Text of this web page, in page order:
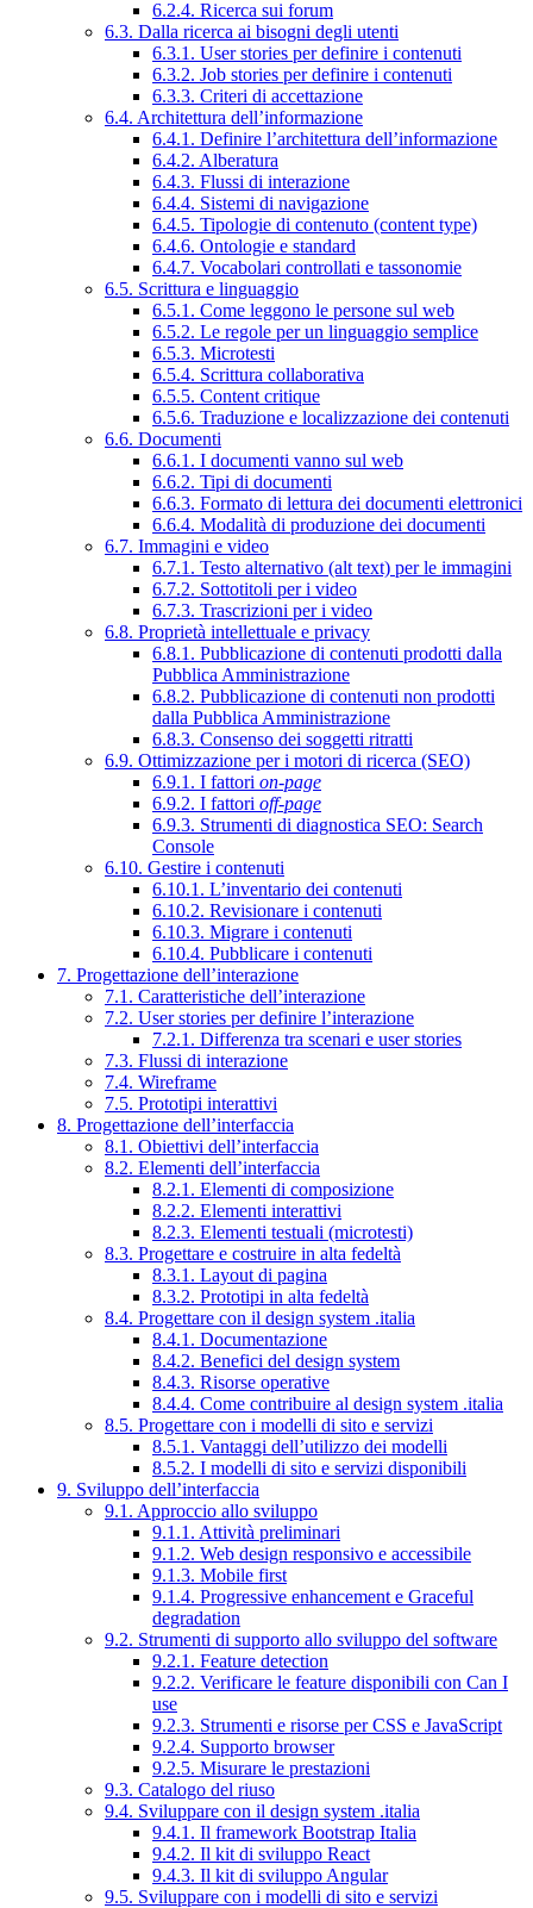
6.2.4. Ricerca sui forum
6.3. Dalla ricerca ai bisogni degli utenti
6.3.1. User stories per definire i contenuti
6.3.2. Job stories per definire i contenuti
6.3.3. Criteri di accettazione
6.4. Architettura dell’informazione
6.4.1. Definire l’architettura dell’informazione
6.4.2. Alberatura
6.4.3. Flussi di interazione
6.4.4. Sistemi di navigazione
6.4.5. Tipologie di contenuto (content type)
6.4.6. Ontologie e standard
6.4.7. Vocabolari controllati e tassonomie
6.5. Scrittura e linguaggio
6.5.1. Come leggono le persone sul web
6.5.2. Le regole per un linguaggio semplice
6.5.3. Microtesti
6.5.4. Scrittura collaborativa
6.5.5. Content critique
6.5.6. Traduzione e localizzazione dei contenuti
6.6. Documenti
6.6.1. I documenti vanno sul web
6.6.2. Tipi di documenti
6.6.3. Formato di lettura dei documenti elettronici
6.6.4. Modalità di produzione dei documenti
6.7. Immagini e video
6.7.1. Testo alternativo (alt text) per le immagini
6.7.2. Sottotitoli per i video
6.7.3. Trascrizioni per i video
6.8. Proprietà intellettuale e privacy
6.8.1. Pubblicazione di contenuti prodotti dalla
Pubblica Amministrazione
6.8.2. Pubblicazione di contenuti non prodotti
dalla Pubblica Amministrazione
6.8.3. Consenso dei soggetti ritratti
6.9. Ottimizzazione per i motori di ricerca (SEO)
6.9.1. I fattori on-page
6.9.2. I fattori off-page
6.9.3. Strumenti di diagnostica SEO: Search
Console
6.10. Gestire i contenuti
6.10.1. L’inventario dei contenuti
6.10.2. Revisionare i contenuti
6.10.3. Migrare i contenuti
6.10.4. Pubblicare i contenuti
7. Progettazione dell’interazione
7.1. Caratteristiche dell’interazione
7.2. User stories per definire l’interazione
7.2.1. Differenza tra scenari e user stories
7.3. Flussi di interazione
7.4. Wireframe
7.5. Prototipi interattivi
8. Progettazione dell’interfaccia
8.1. Obiettivi dell’interfaccia
8.2. Elementi dell’interfaccia
8.2.1. Elementi di composizione
8.2.2. Elementi interattivi
8.2.3. Elementi testuali (microtesti)
8.3. Progettare e costruire in alta fedeltà
8.3.1. Layout di pagina
8.3.2. Prototipi in alta fedeltà
8.4. Progettare con il design system .italia
8.4.1. Documentazione
8.4.2. Benefici del design system
8.4.3. Risorse operative
8.4.4. Come contribuire al design system .italia
8.5. Progettare con i modelli di sito e servizi
8.5.1. Vantaggi dell’utilizzo dei modelli
8.5.2. I modelli di sito e servizi disponibili
9. Sviluppo dell’interfaccia
9.1. Approccio allo sviluppo
9.1.1. Attività preliminari
9.1.2. Web design responsivo e accessibile
9.1.3. Mobile first
9.1.4. Progressive enhancement e Graceful
degradation
9.2. Strumenti di supporto allo sviluppo del software
9.2.1. Feature detection
9.2.2. Verificare le feature disponibili con Can I
use
9.2.3. Strumenti e risorse per CSS e JavaScript
9.2.4. Supporto browser
9.2.5. Misurare le prestazioni
9.3. Catalogo del riuso
9.4. Sviluppare con il design system .italia
9.4.1. Il framework Bootstrap Italia
9.4.2. Il kit di sviluppo React
9.4.3. Il kit di sviluppo Angular
9.5. Sviluppare con i modelli di sito e servizi